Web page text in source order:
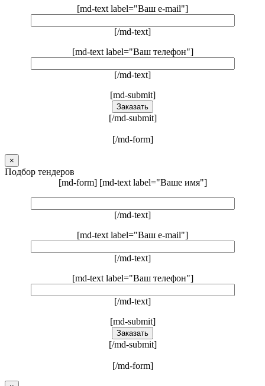
[md-text label="Ваш e-mail"]
[/md-text]
[md-text label="Ваш телефон"]
[/md-text]
[md-submit]
[/md-submit]
[/md-form]
×
Подбор тендеров
[md-form] [md-text label="Ваше имя"]
[/md-text]
[md-text label="Ваш e-mail"]
[/md-text]
[md-text label="Ваш телефон"]
[/md-text]
[md-submit]
[/md-submit]
[/md-form]